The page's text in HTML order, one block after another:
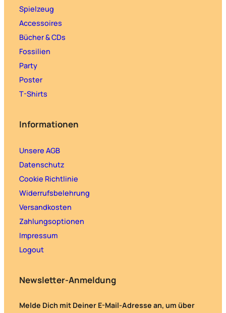
Spielzeug
Accessoires
Bücher & CDs
Fossilien
Party
Poster
T-Shirts
Informationen
Unsere AGB
Datenschutz
Cookie Richtlinie
Widerrufsbelehrung
Versandkosten
Zahlungsoptionen
Impressum
Logout
Newsletter-Anmeldung
Melde Dich mit Deiner E-Mail-Adresse an, um über